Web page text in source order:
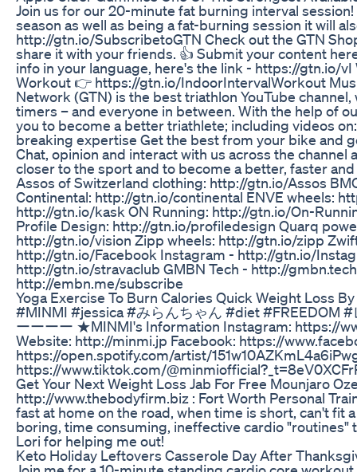
Join us for our 20-minute fat burning interval
season as well as being a fat-burning session it will
http://gtn.io/SubscribetoGTN Check out the GTN
share it with your friends. 👍 Submit your content
info in your language, here's the link - https://gtn.io/
Workout 👉 https://gtn.io/IndoorIntervalWorkout
Network (GTN) is the best triathlon YouTube
timers – and everyone in between. With the help of
you to become a better triathlete; including videos
breaking expertise Get the best from your bike and
Chat, opinion and interact with us across the channel
closer to the sport and to become a better, faster
Assos of Switzerland clothing: http://gtn.io/Assos
Continental: http://gtn.io/continental ENVE wheels:
http://gtn.io/kask ON Running: http://gtn.io/On-
Profile Design: http://gtn.io/profiledesign Quarq
http://gtn.io/vision Zipp wheels: http://gtn.io/zipp
http://gtn.io/Facebook Instagram - http://gtn.io/
http://gtn.io/stravaclub GMBN Tech - http://
http://embn.me/subscribe
Yoga Exercise To Burn Calories Quick Weight Loss
#MINMI #jessica #みらんちゃん #diet #FREEDOM
ーーーー ★MINMI's Information Instagram: https://
Website: http://minmi.jp Facebook: https://
https://open.spotify.com/artist/
https://www.tiktok.com/
Get Your Next Weight Loss Jab For Free Mounjaro
http://www.thebodyfirm.biz : Fort Worth Personal
fast at home on the road, when time is short, can't fit
boring, time consuming, ineffective cardio
Lori for helping me out!
Keto Holiday Leftovers Casserole Day After